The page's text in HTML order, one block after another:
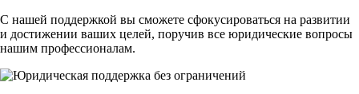
С нашей поддержкой вы сможете сфокусироваться на развитии
и достижении ваших целей, поручив все юридические вопросы
нашим профессионалам.